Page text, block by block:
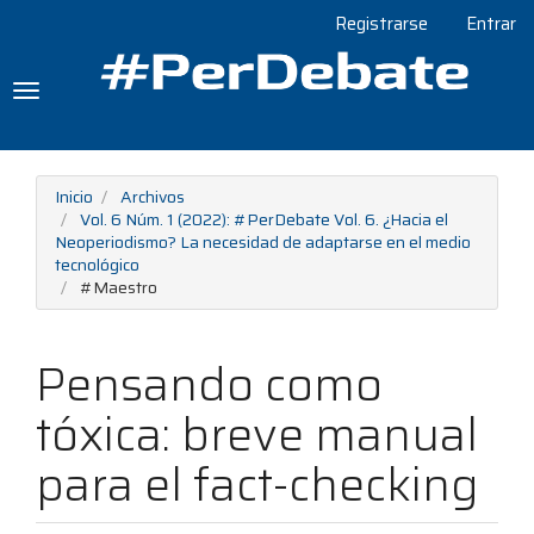
Contenido
principal
Registrarse Entrar
Toggle
Inicio
Archivos
Vol. 6 Núm. 1 (2022): #PerDebate Vol. 6. ¿Hacia el
Neoperiodismo? La necesidad de adaptarse en el medio
tecnológico
#Maestro
Pensando como
tóxica: breve manual
para el fact-checking